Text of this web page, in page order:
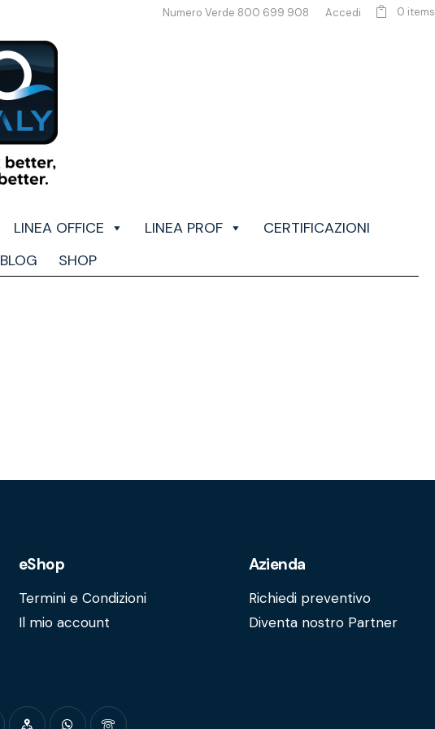
Numero Verde 800 699 908 Accedi 0 items
LINEA OFFICE LINEA PROF
CERTIFICAZIONI
BLOG SHOP
eShop
Termini e Condizioni
Il mio account
Azienda
Richiedi preventivo
Diventa nostro Partner